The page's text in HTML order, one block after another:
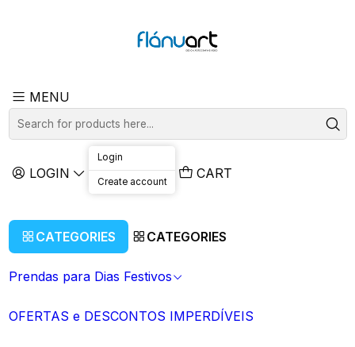
MENU
LOGIN
Login
Create account
CART
CATEGORIES CATEGORIES
Prendas para Dias Festivos
OFERTAS e DESCONTOS IMPERDÍVEIS
Prendas para Dias Festivos
Para Amigos e Namorados
Para o Pai
Para Crianças e Bebés
Lembranças